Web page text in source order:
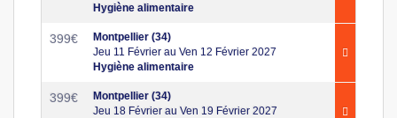
Hygiène alimentaire
399€
Montpellier (34)
Jeu 11 Février au Ven 12 Février 2027
Hygiène alimentaire
399€
Montpellier (34)
Jeu 18 Février au Ven 19 Février 2027